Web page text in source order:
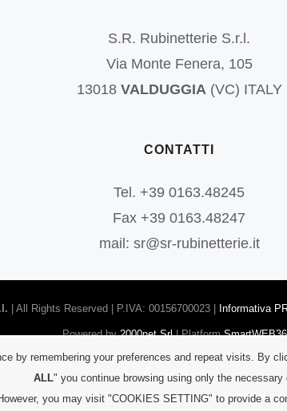
S.R. Rubinetterie S.r.l.
Via Monte Fenera, 105
13018 VALDUGGIA(VC) ITALY
CONTATTI
Tel. +39 0163.48245
Fax +39 0163.48247
mail: sr@sr-rubinetterie.it
| All Rights Reserved | P.IVA: 00156700023 | Informativa
Powered by2000net Srl| Platform
FacebookYouTubeInstagram
by remembering your preferences and repeat visits. By
ALL" you continue browsing using only the necessary
you may visit "COOKIES SETTING" to provide a